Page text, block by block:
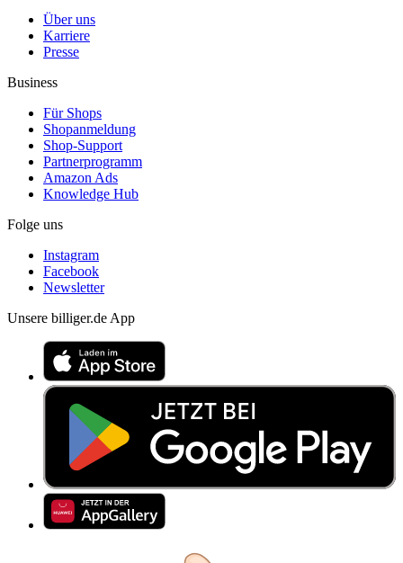
Über uns
Karriere
Presse
Business
Für Shops
Shopanmeldung
Shop-Support
Partnerprogramm
Amazon Ads
Knowledge Hub
Folge uns
Instagram
Facebook
Newsletter
Unsere billiger.de App